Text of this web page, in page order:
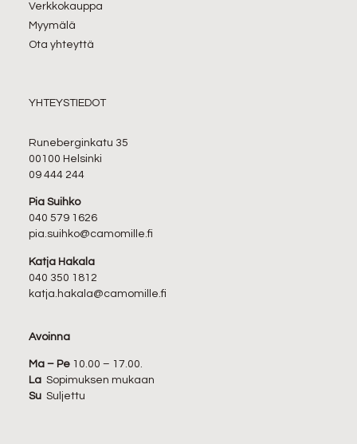
Verkkokauppa
Myymälä
Ota yhteyttä
YHTEYSTIEDOT
Runeberginkatu 35
00100 Helsinki
09 444 244
Pia Suihko
040 579 1626
pia.suihko@camomille.fi
Katja Hakala
040 350 1812
katja.hakala@camomille.fi
Avoinna
Ma – Pe10.00 – 17.00.
LaSopimuksen mukaan
SuSuljettu